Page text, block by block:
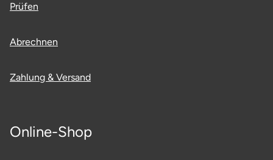
Prüfen
Abrechnen
Zahlung & Versand
Online-Shop